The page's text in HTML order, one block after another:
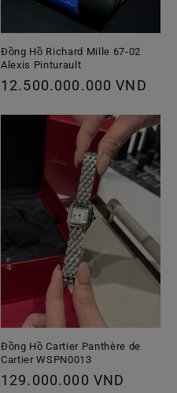
Đồng Hồ Richard Mille 67-02
Alexis Pinturault
Giá
12.500.000.000 VND
Đồng Hồ Cartier Panthère de
Cartier WSPN0013
Giá
129.000.000 VND